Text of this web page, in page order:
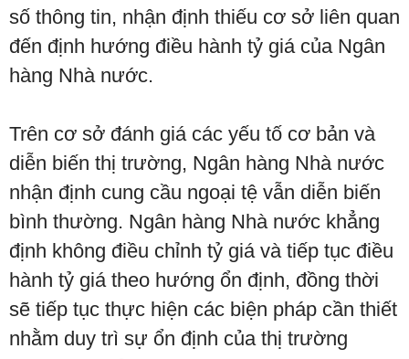
số thông tin, nhận định thiếu cơ sở liên quan
đến định hướng điều hành tỷ giá của Ngân
hàng Nhà nước.
Trên cơ sở đánh giá các yếu tố cơ bản và
diễn biến thị trường, Ngân hàng Nhà nước
nhận định cung cầu ngoại tệ vẫn diễn biến
bình thường. Ngân hàng Nhà nước khẳng
định không điều chỉnh tỷ giá và tiếp tục điều
hành tỷ giá theo hướng ổn định, đồng thời
sẽ tiếp tục thực hiện các biện pháp cần thiết
nhằm duy trì sự ổn định của thị trường